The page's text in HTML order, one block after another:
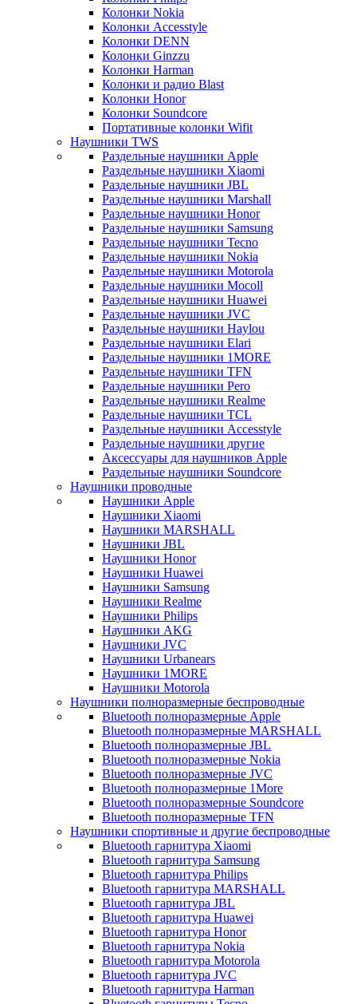
Колонки Nokia
Колонки Accesstyle
Колонки DENN
Колонки Ginzzu
Колонки Harman
Колонки и радио Blast
Колонки Honor
Колонки Soundcore
Портативные колонки Wifit
Наушники TWS
Раздельные наушники Apple
Раздельные наушники Xiaomi
Раздельные наушники JBL
Раздельные наушники Marshall
Раздельные наушники Honor
Раздельные наушники Samsung
Раздельные наушники Tecno
Раздельные наушники Nokia
Раздельные наушники Motorola
Раздельные наушники Mocoll
Раздельные наушники Huawei
Раздельные наушники JVC
Раздельные наушники Haylou
Раздельные наушники Elari
Раздельные наушники 1MORE
Раздельные наушники TFN
Раздельные наушники Pero
Раздельные наушники Realme
Раздельные наушники TCL
Раздельные наушники Accesstyle
Раздельные наушники другие
Аксессуары для наушников Apple
Раздельные наушники Soundcore
Наушники проводные
Наушники Apple
Наушники Xiaomi
Наушники MARSHALL
Наушники JBL
Наушники Honor
Наушники Huawei
Наушники Samsung
Наушники Realme
Наушники Philips
Наушники AKG
Наушники JVC
Наушники Urbanears
Наушники 1MORE
Наушники Motorola
Наушники полноразмерные беспроводные
Bluetooth полноразмерные Apple
Bluetooth полноразмерные MARSHALL
Bluetooth полноразмерные JBL
Bluetooth полноразмерные Nokia
Bluetooth полноразмерные JVC
Bluetooth полноразмерные 1More
Bluetooth полноразмерные Soundcore
Bluetooth полноразмерные TFN
Наушники спортивные и другие беспроводные
Bluetooth гарнитура Xiaomi
Bluetooth гарнитура Samsung
Bluetooth гарнитура Philips
Bluetooth гарнитура MARSHALL
Bluetooth гарнитура JBL
Bluetooth гарнитура Huawei
Bluetooth гарнитура Honor
Bluetooth гарнитура Nokia
Bluetooth гарнитура Motorola
Bluetooth гарнитура JVC
Bluetooth гарнитура Harman